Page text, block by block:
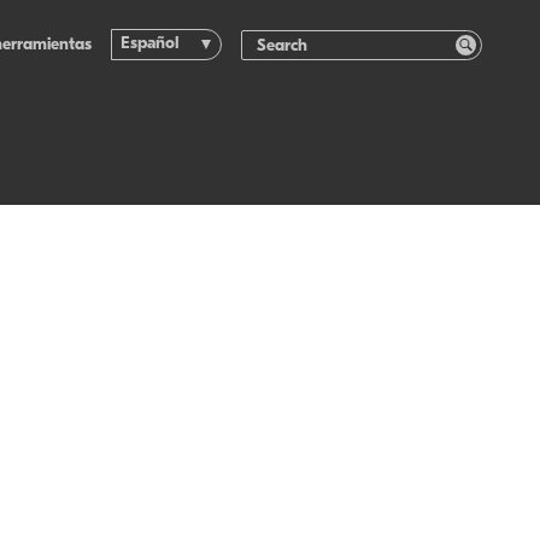
Español